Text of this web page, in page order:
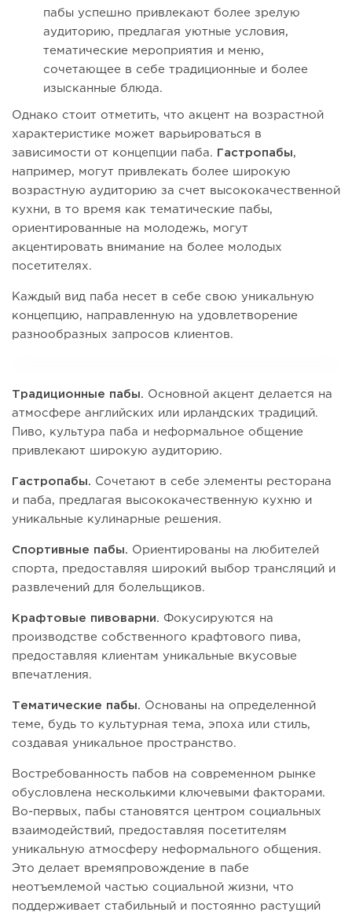
пабы успешно привлекают более зрелую
аудиторию, предлагая уютные условия,
тематические мероприятия и меню,
сочетающее в себе традиционные и более
изысканные блюда.
Однако стоит отметить, что акцент на возрастной
характеристике может варьироваться в
зависимости от концепции паба.
Гастропабы,
например, могут привлекать более широкую
возрастную аудиторию за счет высококачественной
кухни, в то время как тематические пабы,
ориентированные на молодежь, могут
акцентировать внимание на более молодых
посетителях.
Каждый вид паба несет в себе свою уникальную
концепцию, направленную на удовлетворение
разнообразных запросов клиентов.
Традиционные пабы. Основной акцент делается на
атмосфере английских или ирландских традиций.
Пиво, культура паба и неформальное общение
привлекают широкую аудиторию.
Гастропабы. Сочетают в себе элементы ресторана
и паба, предлагая высококачественную кухню и
уникальные кулинарные решения.
Спортивные пабы. Ориентированы на любителей
спорта, предоставляя широкий выбор трансляций и
развлечений для болельщиков.
Крафтовые пивоварни. Фокусируются на
производстве собственного крафтового пива,
предоставляя клиентам уникальные вкусовые
впечатления.
Тематические пабы. Основаны на определенной
теме, будь то культурная тема, эпоха или стиль,
создавая уникальное пространство.
Востребованность пабов на современном рынке
обусловлена несколькими ключевыми факторами.
Во-первых, пабы становятся центром социальных
взаимодействий, предоставляя посетителям
уникальную атмосферу неформального общения.
Это делает времяпровождение в пабе
неотъемлемой частью социальной жизни, что
поддерживает стабильный и постоянно растущий